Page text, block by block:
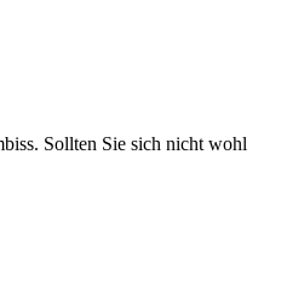
Sollten Sie sich nicht wohl